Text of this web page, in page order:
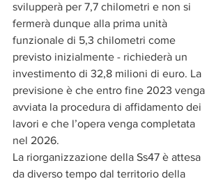
svilupperà per 7,7 chilometri e non si
fermerà dunque alla prima unità
funzionale di 5,3 chilometri come
previsto inizialmente - richiederà un
investimento di 32,8 milioni di euro. La
previsione è che entro fine 2023 venga
avviata la procedura di affidamento dei
lavori e che l’opera venga completata
nel 2026.
La riorganizzazione della Ss47 è attesa
da diverso tempo dal territorio della